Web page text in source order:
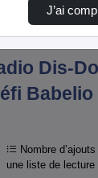
/ Durée
10:09:072
Dis-
Babelio
Nombre
une liste de lecture
J’ai